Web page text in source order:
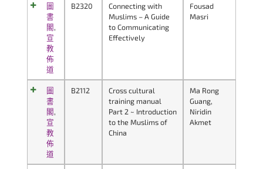
圖
書
閣,
宣
教
佈
道
B2320
Connecting with
Muslims – A Guide
to Communicating
Effectively
Fousad
Masri
圖
書
閣,
宣
教
佈
道
B2112
Cross cultural
training manual
Part 2 ~ Introduction
to the Muslims of
China
Ma Rong
Guang,
Niridin
Akmet